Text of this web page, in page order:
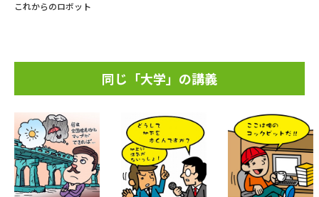
これからのロボット
同じ「大学」の講義